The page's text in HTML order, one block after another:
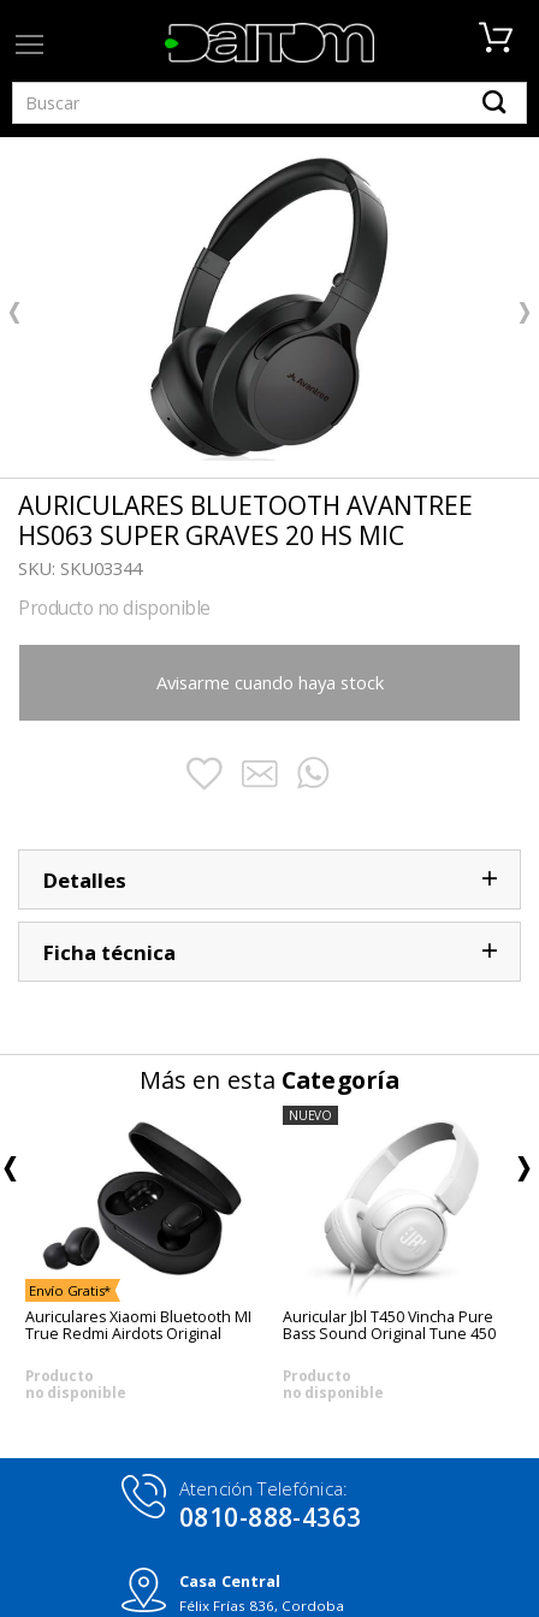
AURICULARES BLUETOOTH AVANTREE
HS063 SUPER GRAVES 20 HS MIC
SKU: SKU03344
Producto no disponible
Avisarme cuando haya stock
Detalles
Ficha técnica
Más en esta Categoría
Envío Gratis*
Auriculares Xiaomi Bluetooth MI
True Redmi Airdots Original
Producto
no disponible
NUEVO
Auricular Jbl T450 Vincha Pure
Bass Sound Original Tune 450
Producto
no disponible
Atención Telefónica:
0810-888-4363
Casa Central
Félix Frías 836, Cordoba